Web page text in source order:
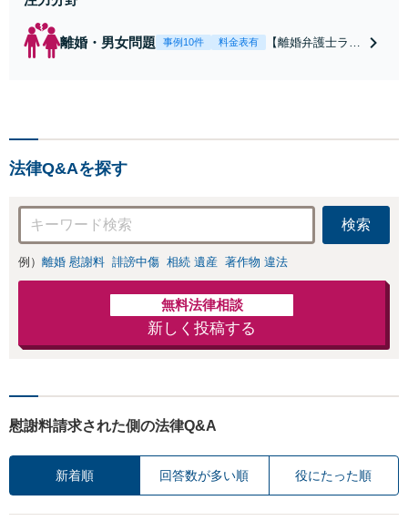
離婚・男女問題 事例10件 料金表有
【離婚弁護士ラン
で金銭的に満足で
きる解決を目指し
ます。
法律Q&Aを探す
検索
例） 離婚 慰謝料 誹謗中傷 相続 遺産 著作物 違法
無料法律相談
新しく投稿する
慰謝料請求された側の法律Q&A
新着順 回答数が多い順 役にたった順